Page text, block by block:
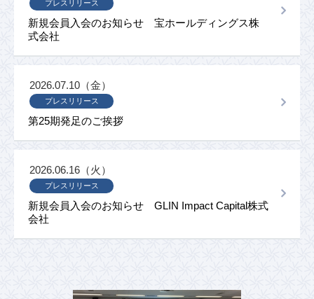
新規会員入会のお知らせ 宝ホールディングス株
式会社
プレスリリース
第25期発足のご挨拶
プレスリリース
2026.07.10（金）
新規会員入会のお知らせ GLIN Impact Capital株式
会社
プレスリリース
2026.06.16（火）